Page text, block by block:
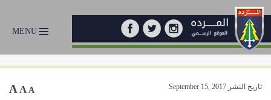
MENU
تاريخ النشر September 15, 2017 A A A